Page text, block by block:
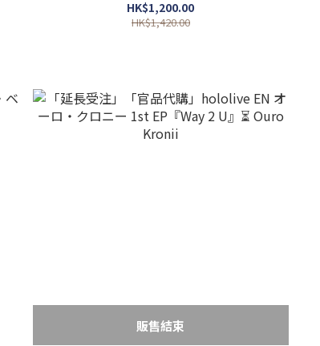
(IRySHakos BaelzOuro Kronii)
HK$1,200.00
HK$1,420.00
販售結束